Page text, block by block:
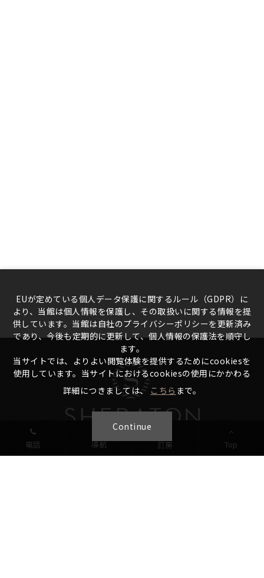
電話 導航 訂房 Top
EUが定めている個人データ保護に関するルール（GDPR）に
より、当館は個人情報を保護し、その取扱いに関する情報を提
供しています。当館は自社のプライバシーポリシーを更新済み
であり、今後も定期的に更新して、個人情報の保護法を順守し
ます。
当サイトでは、よりよい閲覧体験を提供するためにcookiesを
使用しています。当サイトにおけるcookiesの使用にかかわる
詳細につきましては、 こちら まで。
Continue